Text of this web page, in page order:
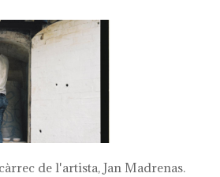
de l'artista, Jan Madrenas.